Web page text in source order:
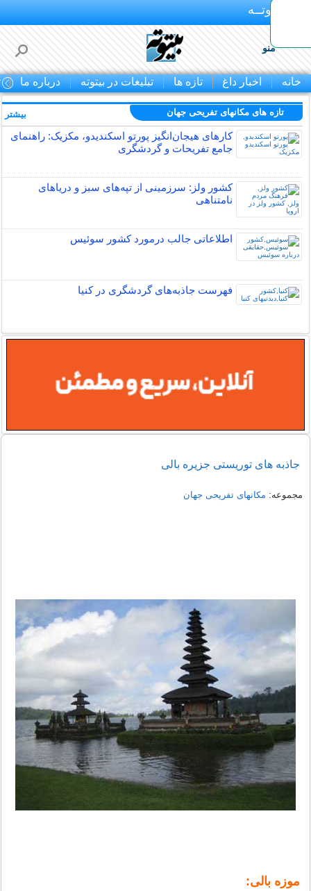
بـیتوتــه
منو
خانه اخبار داغ تازه ها تبلیغات در بیتوته درباره ما
تازه های مکانهای تفریحی جهان
کارهای هیجان‌انگیز پورتو اسکندیدو، مکزیک: راهنمای
جامع تفریحات و گردشگری
کشور ولز: سرزمینی از تپه‌های سبز و دریاهای
نامتناهی
اطلاعاتی جالب درمورد کشور سوئیس
فهرست جاذبه‌های گردشگری در کنیا
بیشتر
جاذبه های توریستی جزیره بالی
مجموعه: مکانهای تفریحی جهان
موزه بالی: